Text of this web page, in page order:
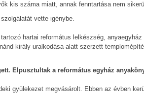
kis száma miatt, annak fenntartása nem
vette igénybe.
hartai református lelkészség, anyaegyház
király uralkodása alatt szerzett
Elpusztultak a református egyház
gyülekezet megvásárolt. Ebben az évben